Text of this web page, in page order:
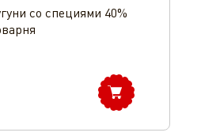
со специями 40%